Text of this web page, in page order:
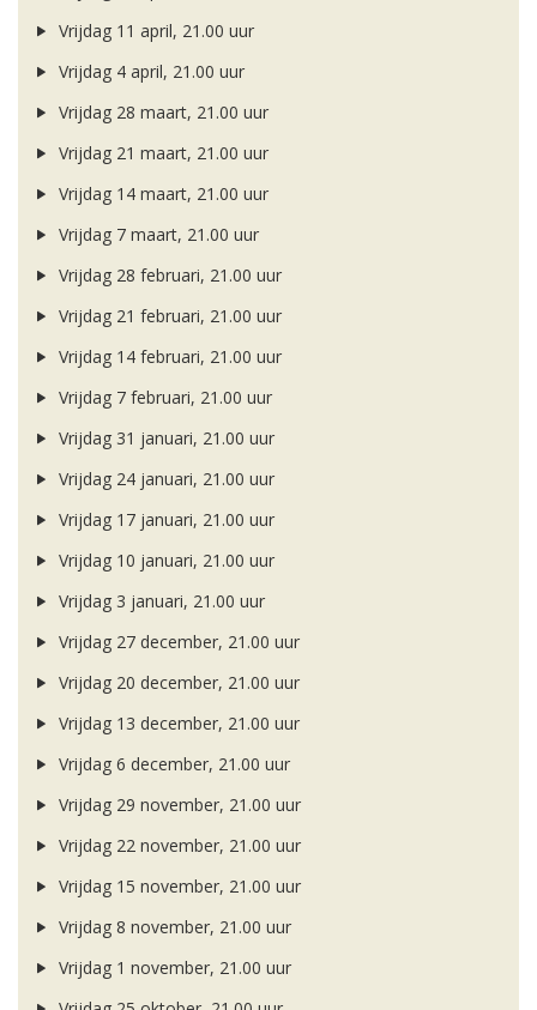
Vrijdag 11 april, 21.00 uur
Vrijdag 4 april, 21.00 uur
Vrijdag 28 maart, 21.00 uur
Vrijdag 21 maart, 21.00 uur
Vrijdag 14 maart, 21.00 uur
Vrijdag 7 maart, 21.00 uur
Vrijdag 28 februari, 21.00 uur
Vrijdag 21 februari, 21.00 uur
Vrijdag 14 februari, 21.00 uur
Vrijdag 7 februari, 21.00 uur
Vrijdag 31 januari, 21.00 uur
Vrijdag 24 januari, 21.00 uur
Vrijdag 17 januari, 21.00 uur
Vrijdag 10 januari, 21.00 uur
Vrijdag 3 januari, 21.00 uur
Vrijdag 27 december, 21.00 uur
Vrijdag 20 december, 21.00 uur
Vrijdag 13 december, 21.00 uur
Vrijdag 6 december, 21.00 uur
Vrijdag 29 november, 21.00 uur
Vrijdag 22 november, 21.00 uur
Vrijdag 15 november, 21.00 uur
Vrijdag 8 november, 21.00 uur
Vrijdag 1 november, 21.00 uur